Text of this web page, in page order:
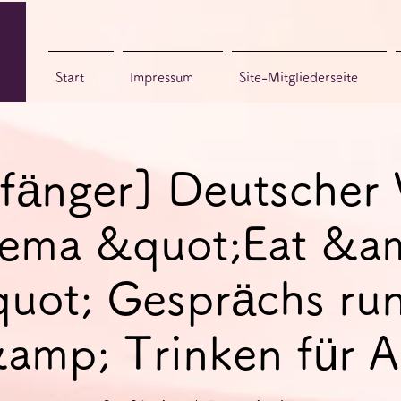
Deutscher
&quot;Eat
Gesprächs
Trinken für
Start Impressum Site-Mitgliederseite